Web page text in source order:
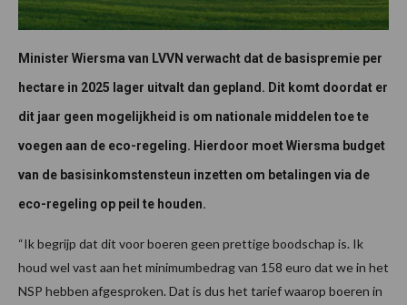
Minister Wiersma van LVVN verwacht dat de basispremie per
hectare in 2025 lager uitvalt dan gepland. Dit komt doordat er
dit jaar geen mogelijkheid is om nationale middelen toe te
voegen aan de eco-regeling. Hierdoor moet Wiersma budget
van de basisinkomstensteun inzetten om betalingen via de
eco-regeling op peil te houden.
“Ik begrijp dat dit voor boeren geen prettige boodschap is. Ik
houd wel vast aan het minimumbedrag van 158 euro dat we in het
NSP hebben afgesproken. Dat is dus het tarief waarop boeren in